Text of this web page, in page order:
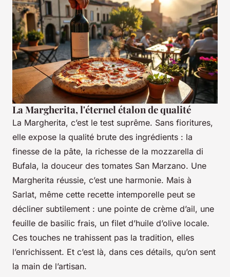
La Margherita, l'éternel étalon de qualité
La Margherita, c’est le test suprême. Sans fioritures,
elle expose la qualité brute des ingrédients : la
finesse de la pâte, la richesse de la mozzarella di
Bufala, la douceur des tomates San Marzano. Une
Margherita réussie, c’est une harmonie. Mais à
Sarlat, même cette recette intemporelle peut se
décliner subtilement : une pointe de crème d’ail, une
feuille de basilic frais, un filet d’huile d’olive locale.
Ces touches ne trahissent pas la tradition, elles
l’enrichissent. Et c’est là, dans ces détails, qu’on sent
la main de l’artisan.